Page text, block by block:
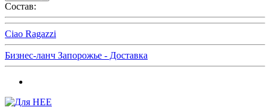
Состав:
Ciao Ragazzi
Бизнес-ланч Запорожье - Доставка